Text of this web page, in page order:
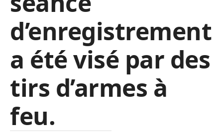
d’enregistrement
a été visé par des
tirs d’armes à
feu.